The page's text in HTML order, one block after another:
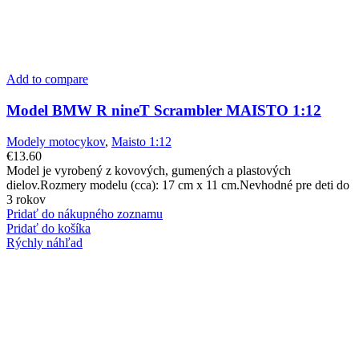
Add to compare
Model BMW R nineT Scrambler MAISTO 1:12
Modely motocykov, Maisto 1:12
€13.60
Model je vyrobený z kovových, gumených a plastových
dielov.Rozmery modelu (cca): 17 cm x 11 cm.Nevhodné pre deti do
3 rokov
Pridať do nákupného zoznamu
Pridať do košíka
Rýchly náhľad